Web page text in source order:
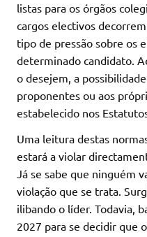
listas para os órgãos
cargos electivos
tipo de pressão sobre os
determinado candidato.
o desejem, a
proponentes ou aos
estabelecido nos
Uma leitura destas
estará a violar
Já se sabe que ninguém
violação que se trata.
ilibando o líder. Todavia,
2027 para se decidir que